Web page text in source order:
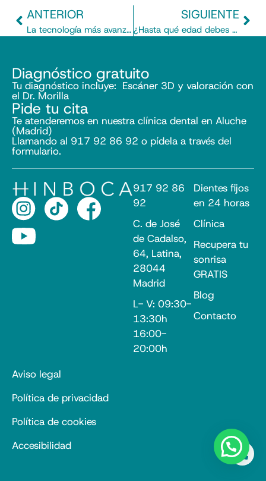
ANTERIOR
La tecnología más avanzada para odontología en Aluche
SIGUIENTE
¿Hasta qué edad debes cepillar los dientes de los niños? Dentista de los niños
Diagnóstico gratuito
Tu diagnóstico incluye: Escáner 3D y valoración con
el Dr. Morilla
Pide tu cita
Te atenderemos en nuestra clínica dental en Aluche
(Madrid)
Llamando al 917 92 86 92 o pídela a través del
formulario.
917 92 86
92
C. de José
de Cadalso,
64, Latina,
28044
Madrid
L- V: 09:30-
13:30h
16:00-
20:00h
Dientes fijos
en 24 horas
Clínica
Recupera tu
sonrisa
GRATIS
Blog
Contacto
Aviso legal
Política de privacidad
Política de cookies
Accesibilidad